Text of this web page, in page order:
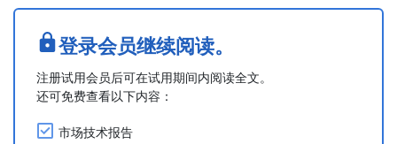
发布会于日本东京都西东京市的首家直营经销商门店“Kia
PBV西东京”举行。现场进行了剪彩仪式，起亚副总裁金相
大与Kia PBV Japan代表董事兼总裁田岛靖也发表了演讲。
起亚此次....
登录会员继续阅读。
注册试用会员后可在试用期间内阅读全文。
还可免费查看以下内容：
市场技术报告